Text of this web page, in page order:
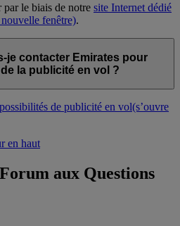
le biais de notre site Internet dédié
fenêtre).
je contacter Emirates pour
la publicité en vol ?
possibilités de publicité en vol(s’ouvre
en haut
aux Questions